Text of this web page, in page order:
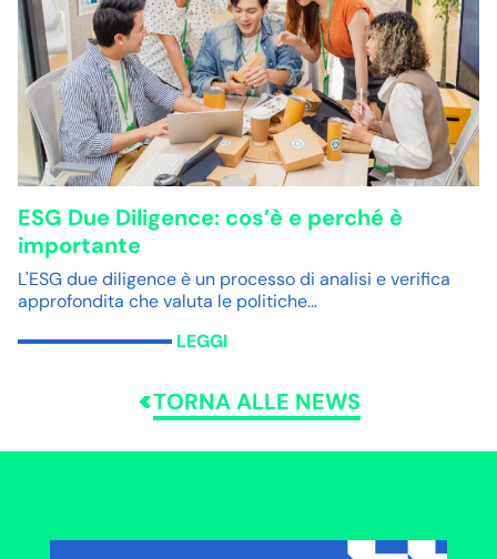
ESG Due Diligence: cos’è e perché è
importante
L'ESG due diligence è un processo di analisi e verifica
approfondita che valuta le politiche…
LEGGI
TORNA ALLE NEWS